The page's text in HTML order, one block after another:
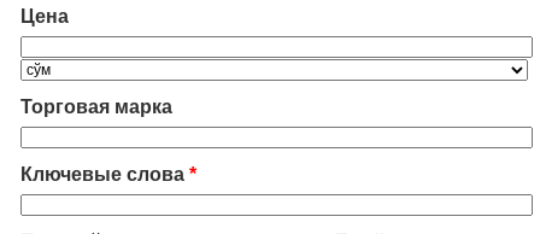
Цена
Торговая марка
Ключевые слова *